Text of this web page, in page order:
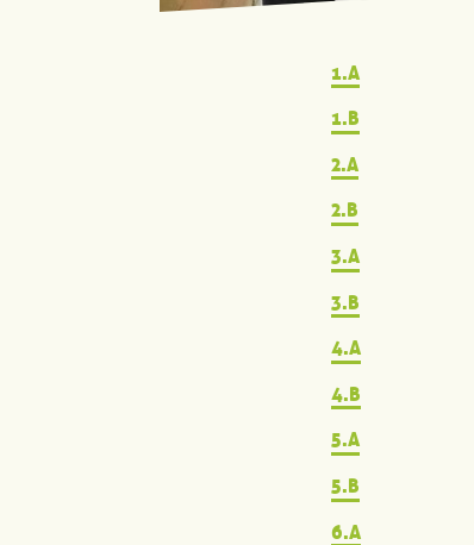
1.A
1.B
2.A
2.B
3.A
3.B
4.A
4.B
5.A
5.B
6.A